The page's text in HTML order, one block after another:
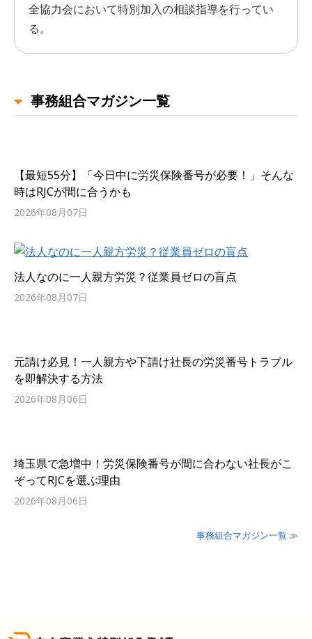
全協力会において特別加入の相談指導を行ってい
る。
事務組合マガジン一覧
【最短55分】「今日中に労災保険番号が必要！」そんな
時はRJCが間に合うかも
2026年08月07日
法人なのに一人親方労災？従業員ゼロの盲点
2026年08月07日
元請け必見！一人親方や下請け社長の労災番号トラブル
を即解決する方法
2026年08月06日
埼玉県で急増中！労災保険番号が間に合わない社長がこ
ぞってRJCを選ぶ理由
2026年08月06日
事務組合マガジン一覧 ≫